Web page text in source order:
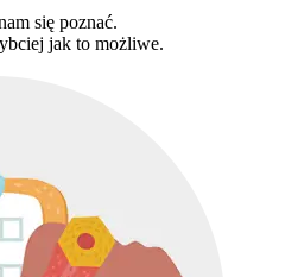
się poznać.
jak to możliwe.